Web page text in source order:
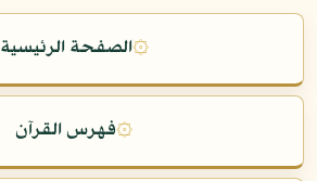
۞الصفحة الرئيسية
۞فهرس القرآن